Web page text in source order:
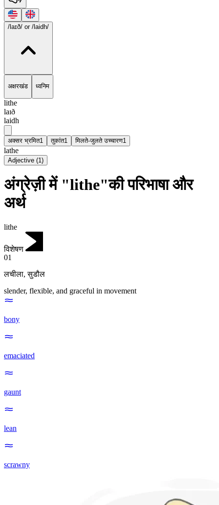
/laɪð/ or /laidh/
अक्षरखंड ध्वनिम
lithe
laɪð
laidh
अक्सर भ्रमित1 तुकांत1 मिलते-जुलते उच्चारण1
lathe
Adjective (1)
अंग्रेज़ी में "lithe"की परिभाषा और
अर्थ
lithe
विशेषण
01
लचीला,सुडौल
slender, flexible, and graceful in movement
bony
emaciated
gaunt
lean
scrawny